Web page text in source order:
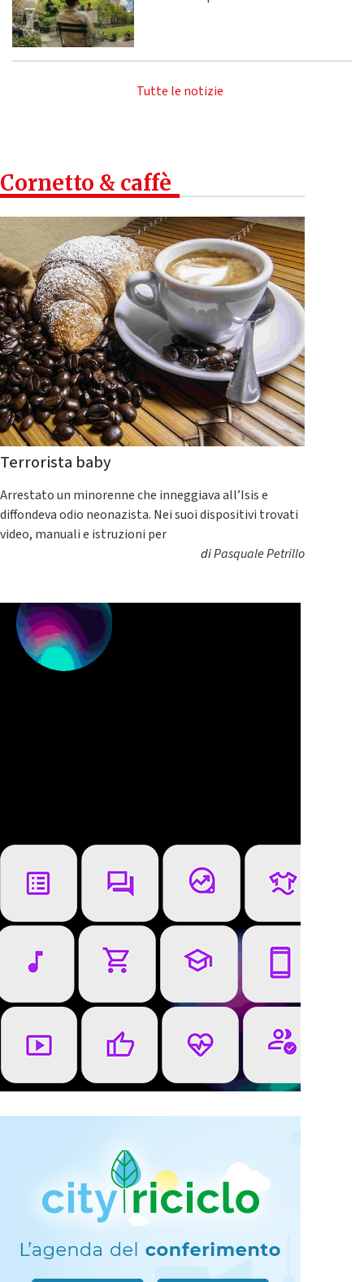
Tutte le notizie
Cornetto & caffè
Terrorista baby
Arrestato un minorenne che inneggiava all’Isis e
diffondeva odio neonazista. Nei suoi dispositivi trovati
video, manuali e istruzioni per
diPasquale Petrillo